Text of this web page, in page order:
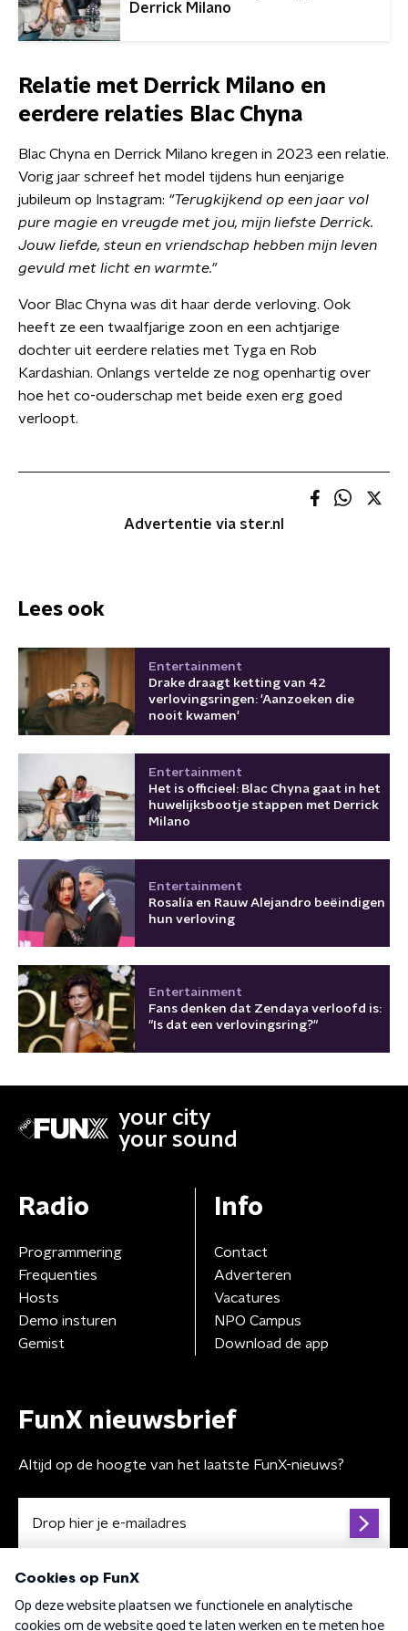
Derrick Milano
Relatie met Derrick Milano en
eerdere relaties Blac Chyna
Blac Chyna en Derrick Milano kregen in 2023 een relatie.
Vorig jaar schreef het model tijdens hun eenjarige
jubileum op Instagram: "Terugkijkend op een jaar vol
pure magie en vreugde met jou, mijn liefste Derrick.
Jouw liefde, steun en vriendschap hebben mijn leven
gevuld met licht en warmte."
Voor Blac Chyna was dit haar derde verloving. Ook
heeft ze een twaalfjarige zoon en een achtjarige
dochter uit eerdere relaties met Tyga en Rob
Kardashian. Onlangs vertelde ze nog openhartig over
hoe het co-ouderschap met beide exen erg goed
verloopt.
Advertentie via ster.nl
Lees ook
Entertainment
Drake draagt ketting van 42
verlovingsringen: 'Aanzoeken die
nooit kwamen'
Entertainment
Het is officieel: Blac Chyna gaat in het
huwelijksbootje stappen met Derrick
Milano
Entertainment
Rosalía en Rauw Alejandro beëindigen
hun verloving
Entertainment
Fans denken dat Zendaya verloofd is:
"Is dat een verlovingsring?"
your city
your sound
Radio
Programmering
Frequenties
Hosts
Demo insturen
Gemist
Info
Contact
Adverteren
Vacatures
NPO Campus
Download de app
FunX nieuwsbrief
Altijd op de hoogte van het laatste FunX-nieuws?